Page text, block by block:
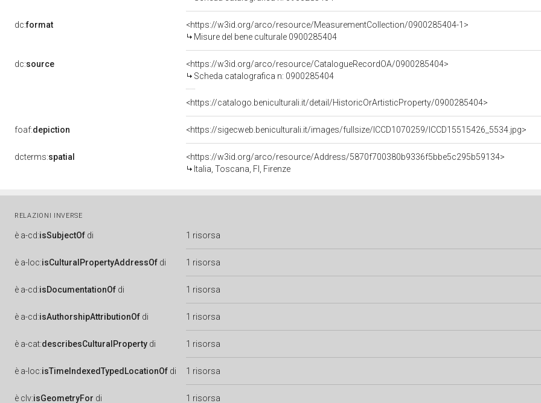
dc:format
<https://w3id.org/arco/resource/MeasurementCollection/0900285404-1>
Misure del bene culturale 0900285404
dc:source
<https://w3id.org/arco/resource/CatalogueRecordOA/0900285404>
Scheda catalografica n: 0900285404
<https://catalogo.beniculturali.it/detail/HistoricOrArtisticProperty/0900285404>
foaf:depiction <https://sigecweb.beniculturali.it/images/fullsize/ICCD1070259/ICCD15515426_5534.jpg>
dcterms:spatial
<https://w3id.org/arco/resource/Address/5870f700380b9336f5bbe5c295b59134>
Italia, Toscana, FI, Firenze
RELAZIONI INVERSE
è a-cd:isSubjectOf di 1 risorsa
è a-loc:isCulturalPropertyAddressOf di 1 risorsa
è a-cd:isDocumentationOf di 1 risorsa
è a-cd:isAuthorshipAttributionOf di 1 risorsa
è a-cat:describesCulturalProperty di 1 risorsa
è a-loc:isTimeIndexedTypedLocationOf di 1 risorsa
è clv:isGeometryFor di 1 risorsa